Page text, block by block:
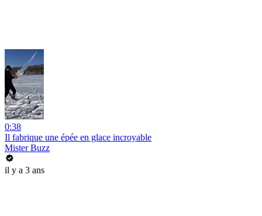
0:38
Il fabrique une épée en glace incroyable
Mister Buzz
il y a 3 ans